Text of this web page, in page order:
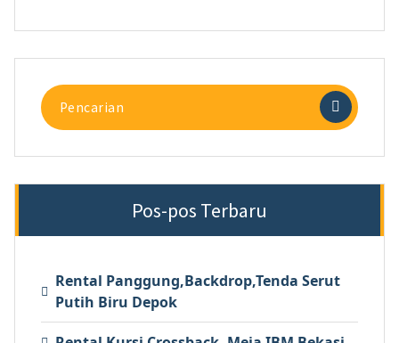
Pencarian
untuk:
Pos-pos Terbaru
Rental Panggung,Backdrop,Tenda Serut
Putih Biru Depok